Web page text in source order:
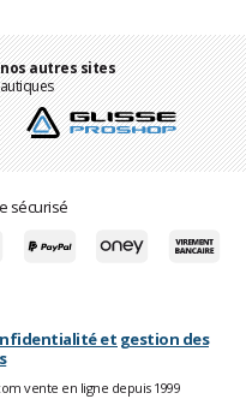
autres sites
sécurisé
et gestion des
vente en ligne depuis 1999